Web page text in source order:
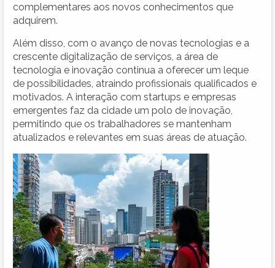
complementares aos novos conhecimentos que
adquirem.
Além disso, com o avanço de novas tecnologias e a
crescente digitalização de serviços, a área de
tecnologia e inovação continua a oferecer um leque
de possibilidades, atraindo profissionais qualificados e
motivados. A interação com startups e empresas
emergentes faz da cidade um polo de inovação,
permitindo que os trabalhadores se mantenham
atualizados e relevantes em suas áreas de atuação.